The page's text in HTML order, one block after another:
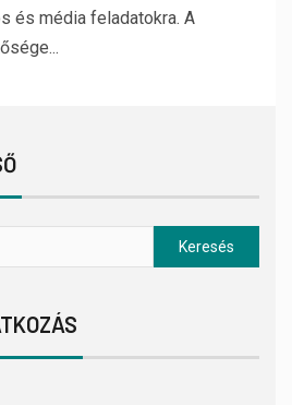
és média feladatokra. A